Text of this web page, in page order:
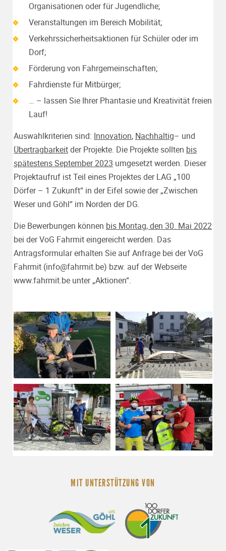
Organisationen oder für Jugendliche;
Veranstaltungen im Bereich Mobilität;
Verkehrssicherheitsaktionen für Schüler oder im
Dorf;
Förderung von Fahrgemeinschaften;
Fahrdienste für Mitbürger;
… – lassen Sie Ihrer Phantasie und Kreativität freien
Lauf!
Auswahlkriterien sind: Innovation, Nachhaltig– und
Übertragbarkeitder Projekte. Die Projekte sollten bis
spätestens September 2023 umgesetzt werden. Dieser
Projektaufruf ist Teil eines Projektes der LAG „100
Dörfer – 1 Zukunft“ in der Eifel sowie der „Zwischen
Weser und Göhl“ im Norden der DG.
Die Bewerbungen können bis Montag, den 30. Mai 2022
bei der VoG Fahrmit eingereicht werden. Das
Antragsformular erhalten Sie auf Anfrage bei der VoG
Fahrmit (info@fahrmit.be) bzw. auf der Webseite
www.fahrmit.be unter „Aktionen“.
MIT UNTERSTÜTZUNG VON